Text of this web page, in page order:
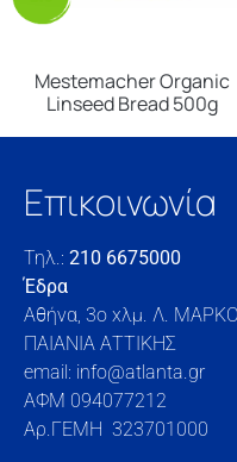
Mestemacher Organic
Linseed Bread 500g
Επικοινωνία
Τηλ.: 210 6675000
Έδρα
Αθήνα, 3o xλμ. Λ.
ΠΑΙΑΝΙΑ ΑΤΤΙΚΗΣ
email: info@atlanta.gr
ΑΦΜ 094077212
Αρ.ΓΕΜΗ 323701000